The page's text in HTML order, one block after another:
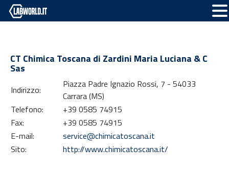
CT Chimica Toscana di Zardini Maria Luciana & C
Sas
Indirizzo:
Piazza Padre Ignazio Rossi, 7 - 54033
Carrara (MS)
Telefono:
+39 0585 74915
Fax:
+39 0585 74915
E-mail:
service@chimicatoscana.it
Sito:
http://www.chimicatoscana.it/